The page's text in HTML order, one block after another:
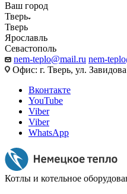
Ваш город
Тверь
Тверь
Ярославль
Севастополь
nem-teplo@mail.ru nem-
Офис: г. Тверь, ул.
Вконтакте
YouTube
Viber
Viber
WhatsApp
Котлы и котельное